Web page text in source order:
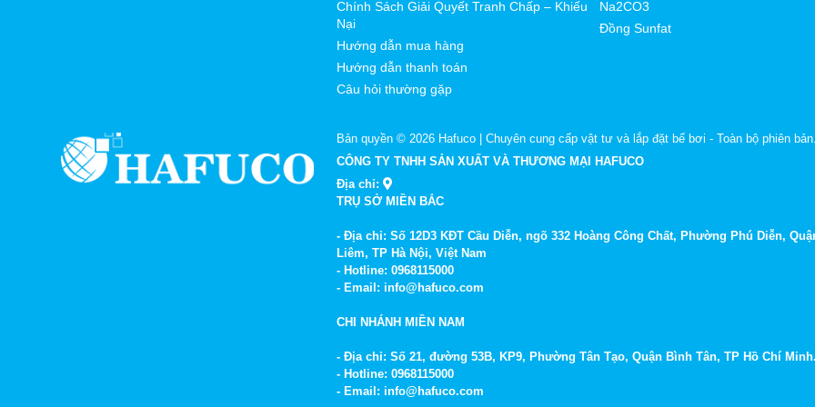
Bập bênh hơi
Cầu trượt composite
Bóng đi bộ dưới nước
Áo sumo đấu vật
Lưu ý: Bảng giáđồ chơi hồ bơi
nhất nhé!
Chính Sách Giải Quyết Tranh Chấp – Khiếu
Nại
Hướng dẫn mua hàng
Hướng dẫn thanh toán
Câu hỏi thường gặp
Na2CO3
Đồng Sunfat
Bản quyền © 2026 Hafuco | Chuyên cung cấp vật tư và lắp đặt bể bơi - Toàn bộ phiên bản.
CÔNG TY TNHH SẢN XUẤT VÀ THƯƠNG MẠI HAFUCO
Địa chỉ:
TRỤ SỞ MIỀN BẮC
- Địa chỉ: Số 12D3 KĐT Cầu Diễn, ngõ 332 Hoàng Công Chất, Phường Phú Diễn,
Liêm, TP Hà Nội, Việt Nam
- Hotline: 0968115000
- Email: info@hafuco.com
CHI NHÁNH MIỀN NAM
- Địa chỉ: Số 21, đường 53B, KP9, Phường Tân Tạo, Quận Bình Tân, TP Hồ Chí Minh.
- Hotline: 0968115000
- Email: info@hafuco.com